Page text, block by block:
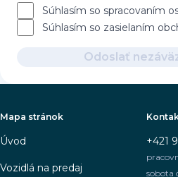
Súhlasím so spracovaním
Súhlasím so zasielaním
Odoslať
Mapa stránok
Úvod
Vozidlá na predaj
+421
sobota